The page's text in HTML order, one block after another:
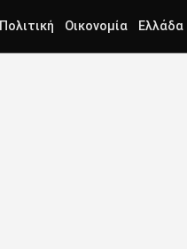
Πολιτική Οικονομία Ελλάδα